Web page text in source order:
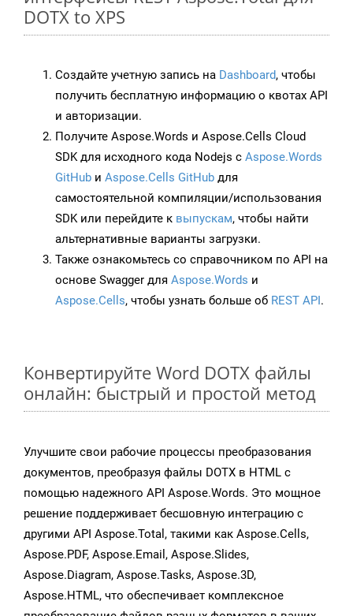
DOTX to XPS
Создайте учетную запись на Dashboard, чтобы
получить бесплатную информацию о квотах API
и авторизации.
Получите Aspose.Words и Aspose.Cells Cloud
SDK для исходного кода Nodejs с Aspose.Words
GitHub и Aspose.Cells GitHub для
самостоятельной компиляции/использования
SDK или перейдите к выпускам, чтобы найти
альтернативные варианты загрузки.
Также ознакомьтесь со справочником по API на
основе Swagger для Aspose.Words и
Aspose.Cells, чтобы узнать больше об REST API.
Конвертируйте Word DOTX файлы
онлайн: быстрый и простой метод
Улучшите свои рабочие процессы преобразования
документов, преобразуя файлы DOTX в HTML с
помощью надежного API Aspose.Words. Это мощное
решение поддерживает бесшовную интеграцию с
другими API Aspose.Total, такими как Aspose.Cells,
Aspose.PDF, Aspose.Email, Aspose.Slides,
Aspose.Diagram, Aspose.Tasks, Aspose.3D,
Aspose.HTML, что обеспечивает комплексное